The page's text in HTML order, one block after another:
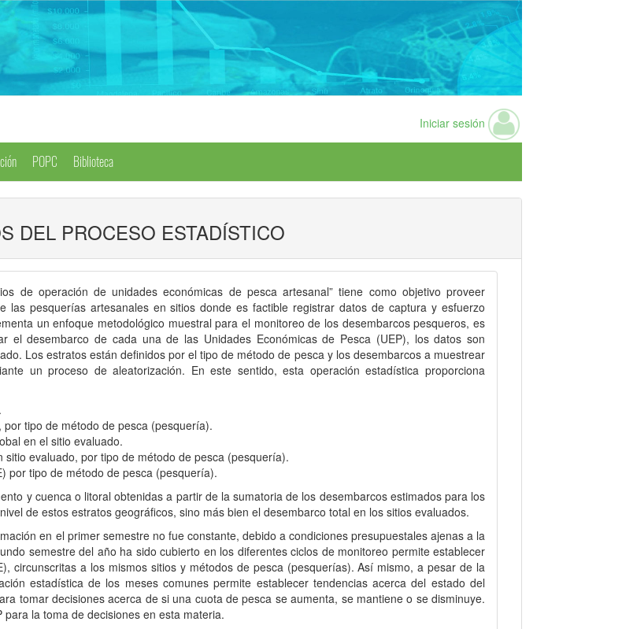
Iniciar sesión
POPC Biblioteca
DEL PROCESO ESTADÍSTICO
de operación de unidades económicas de pesca artesanal” tiene como objetivo proveer
las pesquerías artesanales en sitios donde es factible registrar datos de captura y esfuerzo
un enfoque metodológico muestral para el monitoreo de los desembarcos pesqueros, es
el desembarco de cada una de las Unidades Económicas de Pesca (UEP), los datos son
Los estratos están definidos por el tipo de método de pesca y los desembarcos a muestrear
un proceso de aleatorización. En este sentido, esta operación estadística proporciona
tipo de método de pesca (pesquería).
en el sitio evaluado.
evaluado, por tipo de método de pesca (pesquería).
por tipo de método de pesca (pesquería).
y cuenca o litoral obtenidas a partir de la sumatoria de los desembarcos estimados para los
de estos estratos geográficos, sino más bien el desembarco total en los sitios evaluados.
en el primer semestre no fue constante, debido a condiciones presupuestales ajenas a la
semestre del año ha sido cubierto en los diferentes ciclos de monitoreo permite establecer
circunscritas a los mismos sitios y métodos de pesca (pesquerías). Así mismo, a pesar de la
estadística de los meses comunes permite establecer tendencias acerca del estado del
tomar decisiones acerca de si una cuota de pesca se aumenta, se mantiene o se disminuye.
la toma de decisiones en esta materia.